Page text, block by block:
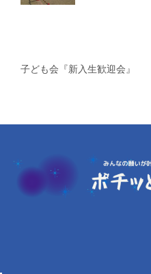
子ども会『新入生歓迎会』